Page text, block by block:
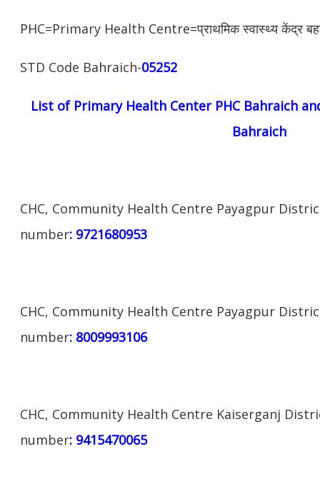
PHC=Primary Health Centre=प्राथमिक स्वास्थ्य केंद्र
STD Code Bahraich-05252
List of Primary HealthCenter PHC Bahraich
Bahraich
CHC, Community Health Centre Payagpur
number: 9721680953
CHC, Community Health Centre Payagpur
number: 8009993106
CHC, Community Health Centre Kaiserganj
number: 9415470065